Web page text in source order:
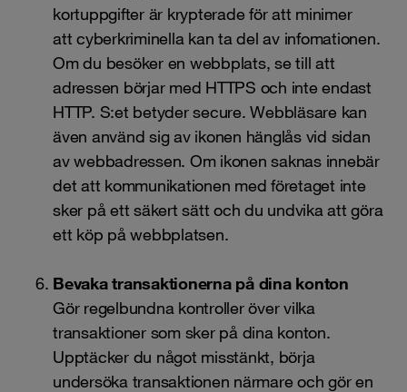
kortuppgifter är krypterade för att minimer
att cyberkriminella kan ta del av infomationen.
Om du besöker en webbplats, se till att
adressen börjar med HTTPS och inte endast
HTTP. S:et betyder secure. Webbläsare kan
även använd sig av ikonen hänglås vid sidan
av webbadressen. Om ikonen saknas innebär
det att kommunikationen med företaget inte
sker på ett säkert sätt och du undvika att göra
ett köp på webbplatsen.
Bevaka transaktionerna på dina konton
Gör regelbundna kontroller över vilka
transaktioner som sker på dina konton.
Upptäcker du något misstänkt, börja
undersöka transaktionen närmare och gör en